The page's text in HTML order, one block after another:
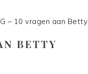
– 10 vragen aan Betty
BETTY